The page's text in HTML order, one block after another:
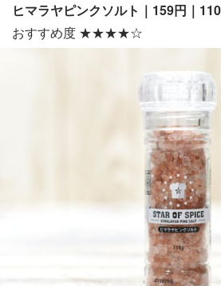
ヒマラヤピンクソルト｜159円｜
おすすめ度 ★★★★☆